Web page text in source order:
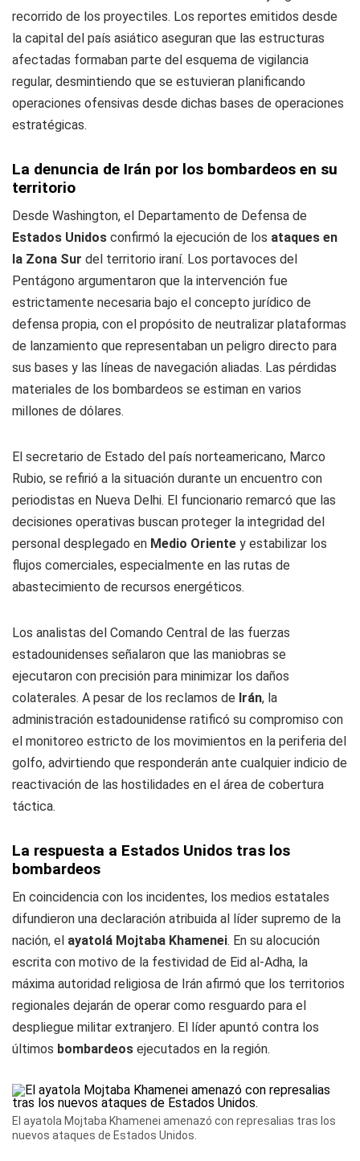
recorrido de los proyectiles. Los reportes emitidos desde
la capital del país asiático aseguran que las estructuras
afectadas formaban parte del esquema de vigilancia
regular, desmintiendo que se estuvieran planificando
operaciones ofensivas desde dichas bases de operaciones
estratégicas.
La denuncia de Irán por los bombardeos en su
territorio
Desde Washington, el Departamento de Defensa de
Estados Unidos confirmó la ejecución de los ataques en
la Zona Sur del territorio iraní. Los portavoces del
Pentágono argumentaron que la intervención fue
estrictamente necesaria bajo el concepto jurídico de
defensa propia, con el propósito de neutralizar plataformas
de lanzamiento que representaban un peligro directo para
sus bases y las líneas de navegación aliadas. Las pérdidas
materiales de los bombardeos se estiman en varios
millones de dólares.
El secretario de Estado del país norteamericano, Marco
Rubio, se refirió a la situación durante un encuentro con
periodistas en Nueva Delhi. El funcionario remarcó que las
decisiones operativas buscan proteger la integridad del
personal desplegado en Medio Oriente y estabilizar los
flujos comerciales, especialmente en las rutas de
abastecimiento de recursos energéticos.
Los analistas del Comando Central de las fuerzas
estadounidenses señalaron que las maniobras se
ejecutaron con precisión para minimizar los daños
colaterales. A pesar de los reclamos de Irán, la
administración estadounidense ratificó su compromiso con
el monitoreo estricto de los movimientos en la periferia del
golfo, advirtiendo que responderán ante cualquier indicio de
reactivación de las hostilidades en el área de cobertura
táctica.
La respuesta a Estados Unidos tras los
bombardeos
En coincidencia con los incidentes, los medios estatales
difundieron una declaración atribuida al líder supremo de la
nación, el ayatolá Mojtaba Khamenei. En su alocución
escrita con motivo de la festividad de Eid al-Adha, la
máxima autoridad religiosa de Irán afirmó que los territorios
regionales dejarán de operar como resguardo para el
despliegue militar extranjero. El líder apuntó contra los
últimos bombardeos ejecutados en la región.
El ayatola Mojtaba Khamenei amenazó con represalias tras los
nuevos ataques de Estados Unidos.